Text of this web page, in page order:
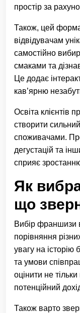
простір за
Також, цей
відвідувачам
самостійно
смаками та
Це додає
кав’ярню
Освіта клієнтів
створити
споживачами.
дегустацій та
сприяє
Як
що
Вибір франшизи
порівняння
увагу на історію
та умови
оцінити не тільки
потенційний
Також варто